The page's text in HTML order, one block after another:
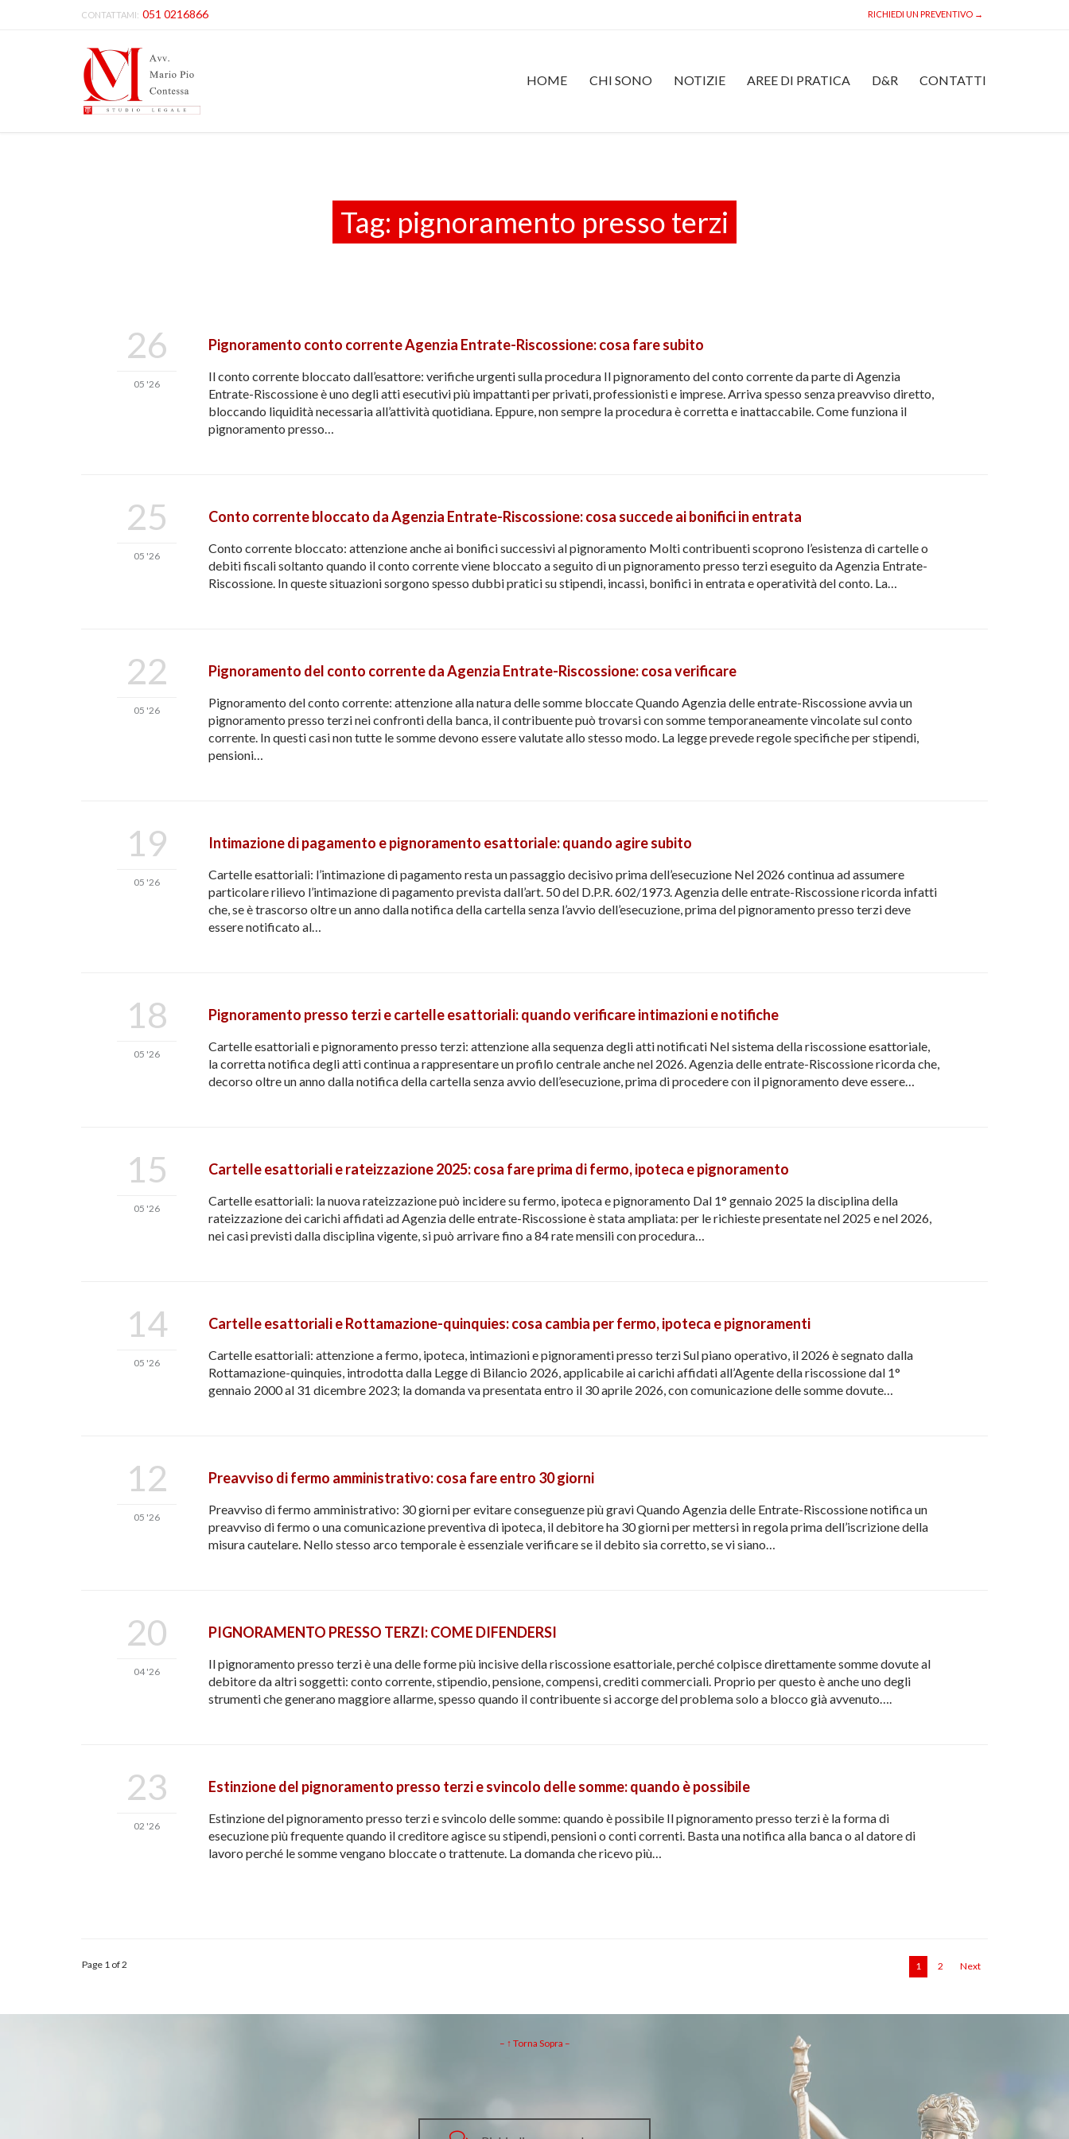
CONTATTAMI: 051 0216866 RICHIEDI UN PREVENTIVO →
HOME CHI SONO NOTIZIE AREE DI PRATICA D&R CONTATTI
Tag: pignoramento presso terzi
26
05 '26
Pignoramento conto corrente Agenzia Entrate-Riscossione: cosa fare subito
Il conto corrente bloccato dall’esattore: verifiche urgenti sulla procedura Il pignoramento del conto corrente da parte di Agenzia
Entrate-Riscossione è uno degli atti esecutivi più impattanti per privati, professionisti e imprese. Arriva spesso senza preavviso diretto,
bloccando liquidità necessaria all’attività quotidiana. Eppure, non sempre la procedura è corretta e inattaccabile. Come funziona il
pignoramento presso…
25
05 '26
Conto corrente bloccato da Agenzia Entrate-Riscossione: cosa succede ai bonifici in entrata
Conto corrente bloccato: attenzione anche ai bonifici successivi al pignoramento Molti contribuenti scoprono l’esistenza di cartelle o
debiti fiscali soltanto quando il conto corrente viene bloccato a seguito di un pignoramento presso terzi eseguito da Agenzia Entrate-
Riscossione. In queste situazioni sorgono spesso dubbi pratici su stipendi, incassi, bonifici in entrata e operatività del conto. La…
22
05 '26
Pignoramento del conto corrente da Agenzia Entrate-Riscossione: cosa verificare
Pignoramento del conto corrente: attenzione alla natura delle somme bloccate Quando Agenzia delle entrate-Riscossione avvia un
pignoramento presso terzi nei confronti della banca, il contribuente può trovarsi con somme temporaneamente vincolate sul conto
corrente. In questi casi non tutte le somme devono essere valutate allo stesso modo. La legge prevede regole specifiche per stipendi,
pensioni…
19
05 '26
Intimazione di pagamento e pignoramento esattoriale: quando agire subito
Cartelle esattoriali: l’intimazione di pagamento resta un passaggio decisivo prima dell’esecuzione Nel 2026 continua ad assumere
particolare rilievo l’intimazione di pagamento prevista dall’art. 50 del D.P.R. 602/1973. Agenzia delle entrate-Riscossione ricorda infatti
che, se è trascorso oltre un anno dalla notifica della cartella senza l’avvio dell’esecuzione, prima del pignoramento presso terzi deve
essere notificato al…
18
05 '26
Pignoramento presso terzi e cartelle esattoriali: quando verificare intimazioni e notifiche
Cartelle esattoriali e pignoramento presso terzi: attenzione alla sequenza degli atti notificati Nel sistema della riscossione esattoriale,
la corretta notifica degli atti continua a rappresentare un profilo centrale anche nel 2026. Agenzia delle entrate-Riscossione ricorda che,
decorso oltre un anno dalla notifica della cartella senza avvio dell’esecuzione, prima di procedere con il pignoramento deve essere…
15
05 '26
Cartelle esattoriali e rateizzazione 2025: cosa fare prima di fermo, ipoteca e pignoramento
Cartelle esattoriali: la nuova rateizzazione può incidere su fermo, ipoteca e pignoramento Dal 1° gennaio 2025 la disciplina della
rateizzazione dei carichi affidati ad Agenzia delle entrate-Riscossione è stata ampliata: per le richieste presentate nel 2025 e nel 2026,
nei casi previsti dalla disciplina vigente, si può arrivare fino a 84 rate mensili con procedura…
14
05 '26
Cartelle esattoriali e Rottamazione-quinquies: cosa cambia per fermo, ipoteca e pignoramenti
Cartelle esattoriali: attenzione a fermo, ipoteca, intimazioni e pignoramenti presso terzi Sul piano operativo, il 2026 è segnato dalla
Rottamazione-quinquies, introdotta dalla Legge di Bilancio 2026, applicabile ai carichi affidati all’Agente della riscossione dal 1°
gennaio 2000 al 31 dicembre 2023; la domanda va presentata entro il 30 aprile 2026, con comunicazione delle somme dovute…
12
05 '26
Preavviso di fermo amministrativo: cosa fare entro 30 giorni
Preavviso di fermo amministrativo: 30 giorni per evitare conseguenze più gravi Quando Agenzia delle Entrate-Riscossione notifica un
preavviso di fermo o una comunicazione preventiva di ipoteca, il debitore ha 30 giorni per mettersi in regola prima dell’iscrizione della
misura cautelare. Nello stesso arco temporale è essenziale verificare se il debito sia corretto, se vi siano…
20
04 '26
PIGNORAMENTO PRESSO TERZI: COME DIFENDERSI
Il pignoramento presso terzi è una delle forme più incisive della riscossione esattoriale, perché colpisce direttamente somme dovute al
debitore da altri soggetti: conto corrente, stipendio, pensione, compensi, crediti commerciali. Proprio per questo è anche uno degli
strumenti che generano maggiore allarme, spesso quando il contribuente si accorge del problema solo a blocco già avvenuto….
23
02 '26
Estinzione del pignoramento presso terzi e svincolo delle somme: quando è possibile
Estinzione del pignoramento presso terzi e svincolo delle somme: quando è possibile Il pignoramento presso terzi è la forma di
esecuzione più frequente quando il creditore agisce su stipendi, pensioni o conti correnti. Basta una notifica alla banca o al datore di
lavoro perché le somme vengano bloccate o trattenute. La domanda che ricevo più…
Page 1 of 2 1 2 Next
– ↑ Torna Sopra –